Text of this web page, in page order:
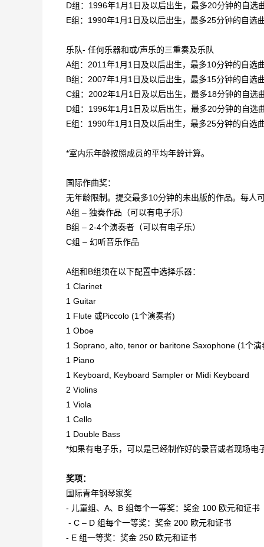
D组：1996年1月1日及以后出生，最多20分钟的自选
E组：1990年1月1日及以后出生，最多25分钟的自选
乐队- 任何乐器和或/声乐的三重奏及乐队
A组：2011年1月1日及以后出生，最多10分钟的自选
B组：2007年1月1日及以后出生，最多15分钟的自选
C组：2002年1月1日及以后出生，最多18分钟的自选
D组：1996年1月1日及以后出生，最多20分钟的自选
E组：1990年1月1日及以后出生，最多25分钟的自选
*室内乐年龄按照成员的平均年龄计算。
国际作曲奖：
无年龄限制。提交最多10分钟的未出版的作品。每人
A组 – 独奏作品（可以有电子乐）
B组 – 2-4个演奏者（可以有电子乐）
C组 – 幻听音乐作品
A组和B组须在以下配置中选择乐器：
1 Clarinet
1 Guitar
1 Flute 或Piccolo (1个演奏者)
1 Oboe
1 Soprano, alto, tenor or baritone Saxophone (1个演
1 Piano
1 Keyboard, Keyboard Sampler or Midi Keyboard
2 Violins
1 Viola
1 Cello
1 Double Bass
*如果有电子乐，可以是已经制作好的录音或者现场电
奖项：
国际青年钢琴家奖
- 儿童组、A、B 组每个一等奖：奖金 100 欧元和证书
- C – D 组每个一等奖：奖金 200 欧元和证书
- E 组一等奖：奖金 250 欧元和证书